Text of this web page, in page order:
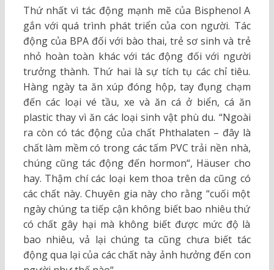
Thứ nhất vì tác động mạnh mẽ của Bisphenol A
gắn với quá trình phát triển của con người. Tác
động của BPA đối với bào thai, trẻ sơ sinh và trẻ
nhỏ hoàn toàn khác với tác động đối với người
trưởng thành. Thứ hai là sự tích tụ các chỉ tiêu.
Hàng ngày ta ăn xúp đóng hộp, tay đụng chạm
đến các loại vé tầu, xe và ăn cá ở biển, cá ăn
plastic thay vì ăn các loại sinh vật phù du. “Ngoài
ra còn có tác động của chất Phthalaten – đây là
chất làm mềm có trong các tấm PVC trải nền nhà,
chúng cũng tác động đến hormon“, Häuser cho
hay. Thậm chí các loại kem thoa trên da cũng có
các chất này. Chuyên gia này cho rằng “cuối một
ngày chúng ta tiếp cận không biết bao nhiêu thứ
có chất gây hại mà không biết được mức độ là
bao nhiêu, vả lại chúng ta cũng chưa biết tác
động qua lại của các chất này ảnh hưởng đến con